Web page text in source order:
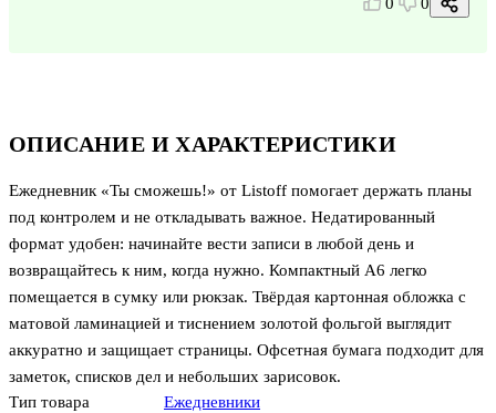
ОПИСАНИЕ И ХАРАКТЕРИСТИКИ
Ежедневник «Ты сможешь!» от Listoff помогает держать планы
под контролем и не откладывать важное. Недатированный
формат удобен: начинайте вести записи в любой день и
возвращайтесь к ним, когда нужно. Компактный А6 легко
помещается в сумку или рюкзак. Твёрдая картонная обложка с
матовой ламинацией и тиснением золотой фольгой выглядит
аккуратно и защищает страницы. Офсетная бумага подходит для
заметок, списков дел и небольших зарисовок.
Тип товара
Ежедневники